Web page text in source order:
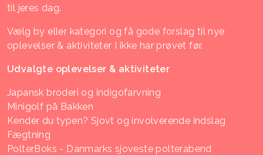
til jeres dag.
Vælg by eller kategori og få gode forslag til nye
oplevelser & aktiviteter I ikke har prøvet før.
Udvalgte oplevelser & aktiviteter
Japansk broderi og indigofarvning
Minigolf på Bakken
Kender du typen? Sjovt og involverende indslag
Fægtning
PolterBoks - Danmarks sjoveste polterabend